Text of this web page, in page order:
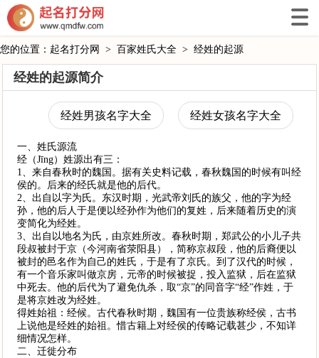
您的位置： 起名打分网 > 百家姓氏大全 > 经姓的起源
经姓的起源简介
经姓男孩名字大全 经姓女孩名字大全
一、姓氏源流
经（Jīng）姓源出有三：
1、来自春秋时的魏国。据有关史料记载，春秋魏国的时候有叫经
侯的。后来的经氏就是他的后代。
2、出自以字为氏。东汉时期，光武帝刘氏的族父，他的字为经
孙，他的后人于是便以经孙作为他们的复姓，后来随着历史的演
变简化为经姓。
3、出自以地名为氏，由京姓所改。春秋时期，郑武公的小儿子共
段叔被封于京（今河南省荥阳县），简称京叔段，他的后裔便以
被封的邑名作为自己的姓氏，于是有了京氏。到了汉代的时候，
有一个音乐家叫做京房，元帝的时候被捉，投入监狱，后在监狱
中死去。他的后代为了避免仇杀，取“京”的同音字“经”作姓，于
是将京姓改为经姓。
得姓始祖：经候。古代春秋时期，魏国有一位贵族称经侯，古书
上说他是经姓的始祖。惜古籍上对经侯的传略记载甚少，不知详
细情况怎样。
二、迁徙分布